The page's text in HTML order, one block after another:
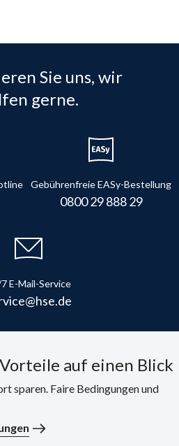
Sie uns, wir
gerne.
Gebührenfreie EASy-Bestellung
0800 29 888 29
E-Mail-Service
auf einen Blick
sparen. Faire Bedingungen und